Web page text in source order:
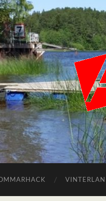
VINTERLAN